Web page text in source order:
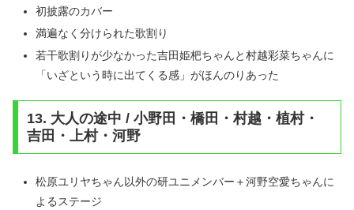
初披露のカバー
満遍なく分けられた歌割り
若干歌割りが少なかった吉田姫杷ちゃんと村越彩菜ちゃんに
「いざという時に出てくる感」がほんのりあった
13. 大人の途中 / 小野田・橋田・村越・植村・
吉田・上村・河野
松原ユリヤちゃん以外の研ユニメンバー＋河野空愛ちゃんに
よるステージ